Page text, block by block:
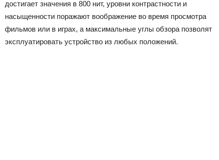
достигает значения в 800 нит, уровни контрастности и
насыщенности поражают воображение во время просмотра
фильмов или в играх, а максимальные углы обзора позволят
эксплуатировать устройство из любых положений.